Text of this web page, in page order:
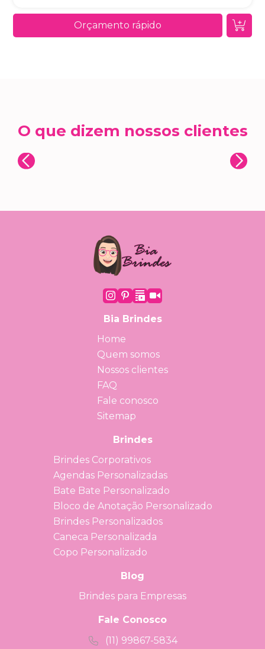
Orçamento rápido
O que dizem nossos clientes
Bia Brindes
Home
Quem somos
Nossos clientes
FAQ
Fale conosco
Sitemap
Brindes
Brindes Corporativos
Agendas Personalizadas
Bate Bate Personalizado
Bloco de Anotação Personalizado
Brindes Personalizados
Caneca Personalizada
Copo Personalizado
Blog
Brindes para Empresas
Fale Conosco
(11) 99867-5834